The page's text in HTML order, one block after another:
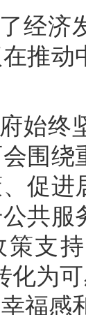
经济
推动
始终
围绕
促进
共服
策支
化为
福感